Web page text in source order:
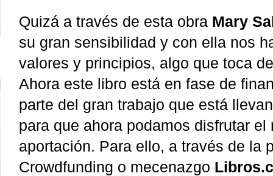
Quizá a través de esta obra Mary
su gran sensibilidad y con ella nos
valores y principios, algo que toca
Ahora este libro está en fase de
parte del gran trabajo que está
para que ahora podamos disfrutar
aportación. Para ello, a través de la
Crowdfunding o mecenazgo